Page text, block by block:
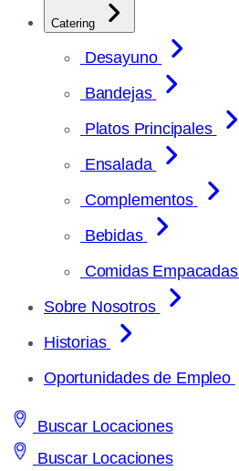
Catering
Desayuno
Bandejas
Platos Principales
Ensalada
Complementos
Bebidas
Comidas Empacadas
Sobre Nosotros
Historias
Oportunidades de Empleo
Buscar Locaciones
Buscar Locaciones